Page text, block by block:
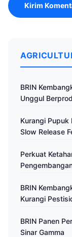
BRIN
Unggul
Kurangi Pupuk
Slow Release
Perkuat
BRIN
Kurangi
BRIN Panen
Sinar Gamma